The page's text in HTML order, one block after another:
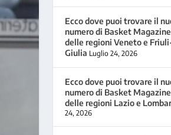
Ecco dove puoi trovare il
numero di Basket
delle regioni Veneto e
Giulia Luglio 24, 2026
Ecco dove puoi trovare il
numero di Basket
delle regioni Lazio e
24, 2026